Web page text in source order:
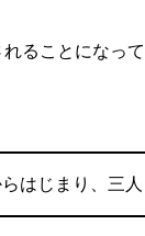
ることになって
はじまり、三人